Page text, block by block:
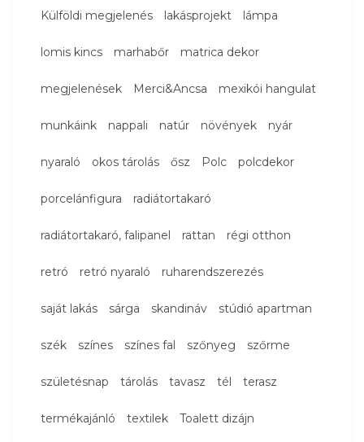
Külföldi megjelenés lakásprojekt lámpa
lomis kincs marhabőr matrica dekor
megjelenések Merci&Ancsa mexikói hangulat
munkáink nappali natúr növények nyár
nyaraló okos tárolás ősz Polc polcdekor
porcelánfigura radiátortakaró
radiátortakaró, falipanel rattan régi otthon
retró retró nyaraló ruharendszerezés
saját lakás sárga skandináv stúdió apartman
szék színes színes fal szőnyeg szőrme
születésnap tárolás tavasz tél terasz
termékajánló textilek Toalett dizájn